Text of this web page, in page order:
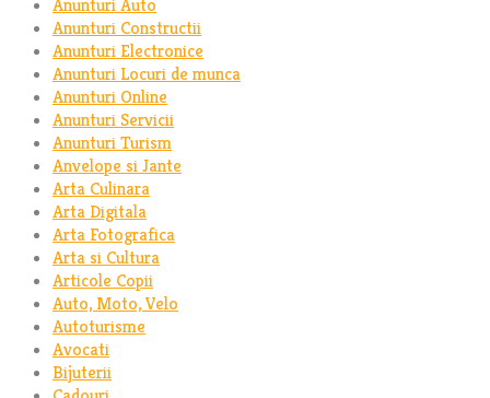
Anunturi Constructii
Anunturi Electronice
Anunturi Locuri de munca
Anunturi Online
Anunturi Servicii
Anunturi Turism
Anvelope si Jante
Arta Culinara
Arta Digitala
Arta Fotografica
Arta si Cultura
Articole Copii
Auto, Moto, Velo
Autoturisme
Avocati
Bijuterii